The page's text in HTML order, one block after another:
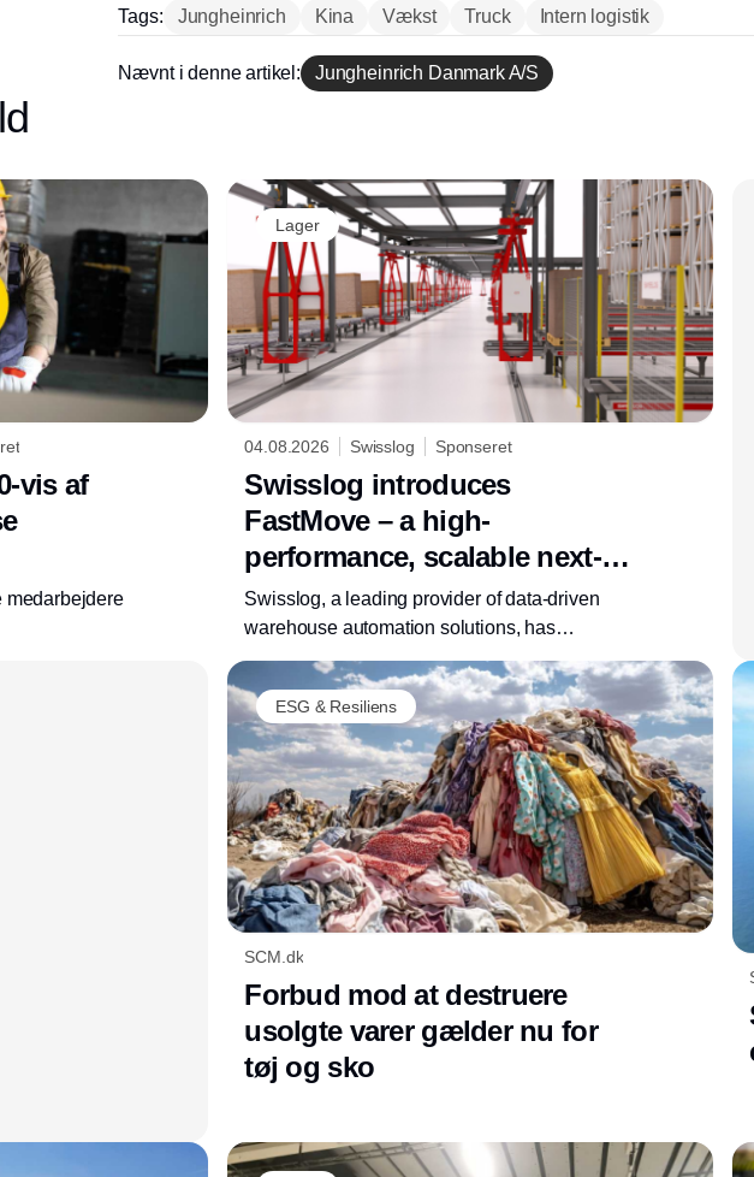
Tags: Jungheinrich Kina Vækst Truck Intern logistik
Nævnt i denne artikel: Jungheinrich Danmark A/S
vis af
medarbejdere
Lager
04.08.2026 Swisslog Sponseret
Swisslog introduces
FastMove – a high-
performance, scalable next-
generation monorail solution
for future-ready pallet
transport
Swisslog, a leading provider of data-driven
warehouse automation solutions, has
repositioned its proven monorail system under
the new name FastMove. The updated
product identity reflects enhanced customer
value, with a focus on performance, flexibility,
and improved equipment lifecycle for long-
distance pallet transport.
ESG & Resiliens
SCM.dk
Forbud mod at destruere
usolgte varer gælder nu for
tøj og sko